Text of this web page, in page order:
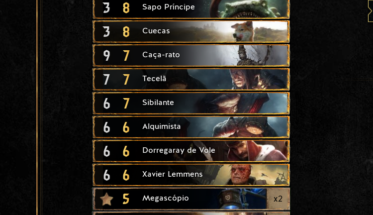
3 8 Sapo Príncipe
3 8 Cuecas
9 7 Caça-rato
7 7 Tecelã
6 7 Sibilante
6 6 Alquimista
6 6 Dorregaray de Vole
6 6 Xavier Lemmens
5 Megascópio x2